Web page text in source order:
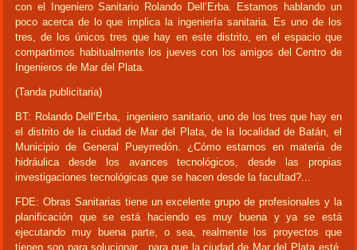
con el Ingeniero Sanitario Rolando Dell’Erba. Estamos hablando un
poco acerca de lo que implica la ingeniería sanitaria. Es uno de los
tres, de los únicos tres que hay en este distrito, en el espacio que
compartimos habitualmente los jueves con los amigos del Centro de
Ingenieros de Mar del Plata.
(Tanda publicitaria)
BT: Rolando Dell’Erba, ingeniero sanitario, uno de los tres que hay en
el distrito de la ciudad de Mar del Plata, de la localidad de Batán, el
Municipio de General Pueyrredón. ¿Cómo estamos en materia de
hidráulica desde los avances tecnológicos, desde las propias
investigaciones tecnológicas que se hacen desde la facultad?...
FDE: Obras Sanitarias tiene un excelente grupo de profesionales y la
planificación que se está haciendo es muy buena y ya se está
ejecutando muy buena parte, o sea, realmente los proyectos que
tienen son para solucionar, para que la ciudad de Mar del Plata esté,